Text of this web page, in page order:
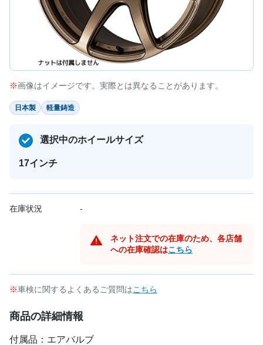
画像はイメージです。実際とは異なることがあります。
日本製 軽量鋳造
選択中のホイールサイズ
17インチ
在庫状況 -
ネット注文での在庫のため、各店舗
への在庫確認はこちら
車検に関するよくあるご質問はこちら
商品の詳細情報
付属品：エアバルブ